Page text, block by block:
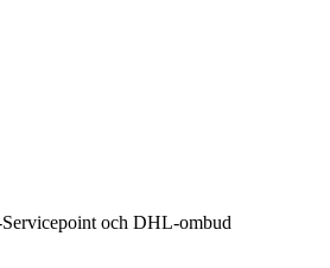
och DHL-ombud